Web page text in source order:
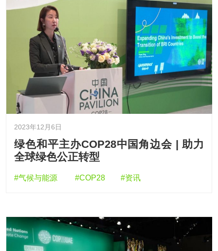
2023年12月6日
绿色和平主办COP28中国角边会 | 助力
全球绿色公正转型
#气候与能源 #COP28 #资讯